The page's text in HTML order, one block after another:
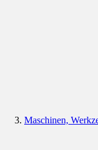
Maschinen,